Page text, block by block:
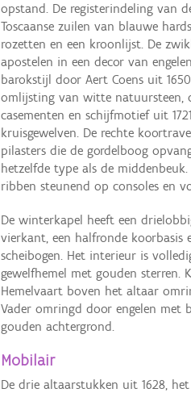
opstand. De registerindeling van
Toscaanse zuilen van blauwe
rozetten en een kroonlijst. De
apostelen in een decor van
barokstijl door Aert Coens uit
omlijsting van witte natuursteen,
casementen en schijfmotief uit
kruisgewelven. De rechte
pilasters die de gordelboog
hetzelfde type als de
ribben steunend op consoles en
De winterkapel heeft een
vierkant, een halfronde koorbasis
scheibogen. Het interieur is
gewelfhemel met gouden sterren.
Hemelvaart boven het altaar
Vader omringd door engelen met
gouden achtergrond.
Mobilair
De drie altaarstukken uit 1628,